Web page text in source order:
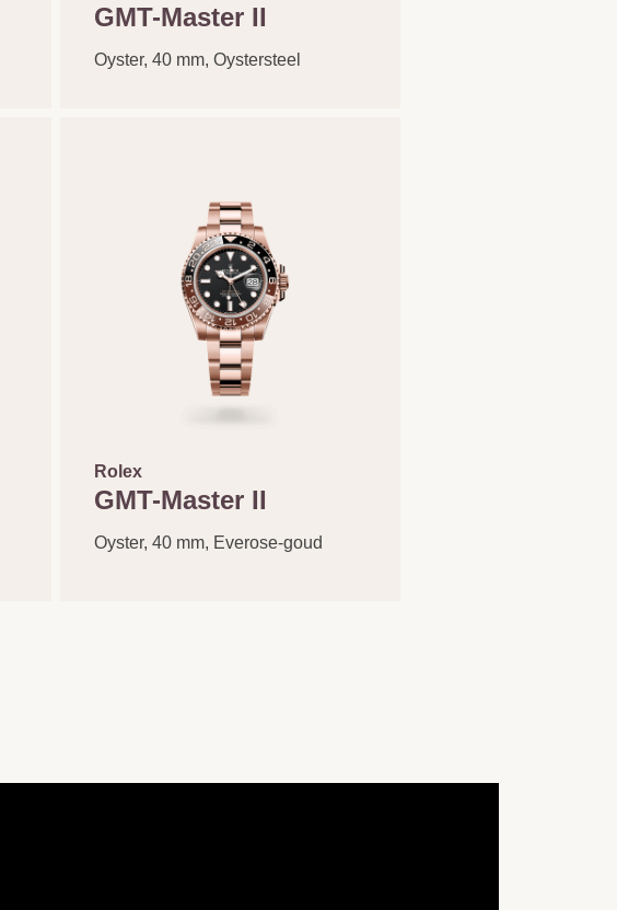
GMT-Master II
Oyster, 40 mm, Oystersteel
Rolex
GMT-Master II
Oyster, 40 mm, Everose-goud